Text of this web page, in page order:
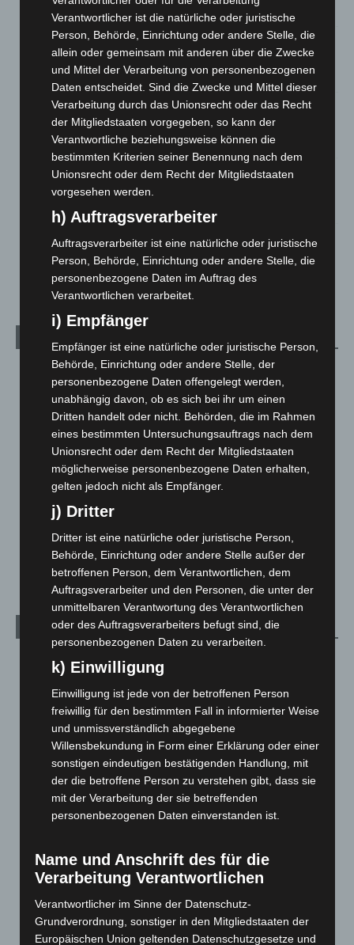
Hannover: Erste Tigermücken-Population in Niedersachsen
entdeckt
7. August 2026
Brand im „Haus der Begegnung“ in Neuwarmbüchen schnell
eingedämmt
6. August 2026
Region Hannover: 21 neue Notfallsanitäter starten beim
Roten Kreuz
Mann läuft mit Hockeyschläger über A7 – Polizei sucht
Zeugen
Blaulicht
Corona-News
Hannover und Region
5.039
Langenhagen und Ortsteile
3.252
Leserbriefe
Menschen
Über uns
Veranstaltungen
1.272
Archiv
August 2026(15)
Juni 2026(139)
Mai 2026 (99)
April 2026(99)
März 2026(115)
Februar 2026(109)
Dezember 2025(103)
November 2025 (114)
Oktober 2025(112)
September 2025(93)
Verantwortlicher ist die natürliche oder juristische
Person, Behörde, Einrichtung oder andere Stelle, die
allein oder gemeinsam mit anderen über die Zwecke
und Mittel der Verarbeitung von personenbezogenen
Daten entscheidet. Sind die Zwecke und Mittel dieser
Verarbeitung durch das Unionsrecht oder das Recht
der Mitgliedstaaten vorgegeben, so kann der
Verantwortliche beziehungsweise können die
bestimmten Kriterien seiner Benennung nach dem
Unionsrecht oder dem Recht der Mitgliedstaaten
vorgesehen werden.
h) Auftragsverarbeiter
Auftragsverarbeiter ist eine natürliche oder juristische
Person, Behörde, Einrichtung oder andere Stelle, die
personenbezogene Daten im Auftrag des
Verantwortlichen verarbeitet.
i) Empfänger
Empfänger ist eine natürliche oder juristische Person,
Behörde, Einrichtung oder andere Stelle, der
personenbezogene Daten offengelegt werden,
unabhängig davon, ob es sich bei ihr um einen
Dritten handelt oder nicht. Behörden, die im Rahmen
eines bestimmten Untersuchungsauftrags nach dem
Unionsrecht oder dem Recht der Mitgliedstaaten
möglicherweise personenbezogene Daten erhalten,
gelten jedoch nicht als Empfänger.
j) Dritter
Dritter ist eine natürliche oder juristische Person,
Behörde, Einrichtung oder andere Stelle außer der
betroffenen Person, dem Verantwortlichen, dem
Auftragsverarbeiter und den Personen, die unter der
unmittelbaren Verantwortung des Verantwortlichen
oder des Auftragsverarbeiters befugt sind, die
personenbezogenen Daten zu verarbeiten.
k) Einwilligung
Einwilligung ist jede von der betroffenen Person
freiwillig für den bestimmten Fall in informierter Weise
und unmissverständlich abgegebene
Willensbekundung in Form einer Erklärung oder einer
sonstigen eindeutigen bestätigenden Handlung, mit
der die betroffene Person zu verstehen gibt, dass sie
mit der Verarbeitung der sie betreffenden
personenbezogenen Daten einverstanden ist.
Name und Anschrift des für die
Verarbeitung Verantwortlichen
Verantwortlicher im Sinne der Datenschutz-
Grundverordnung, sonstiger in den Mitgliedstaaten der
Europäischen Union geltenden Datenschutzgesetze und